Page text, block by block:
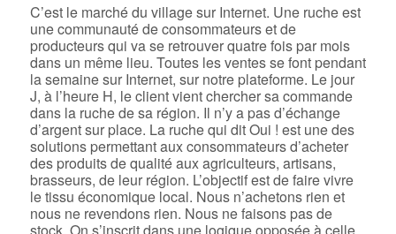
C’est le marché du village sur Internet. Une ruche est
une communauté de consommateurs et de
producteurs qui va se retrouver quatre fois par mois
dans un même lieu. Toutes les ventes se font pendant
la semaine sur Internet, sur notre plateforme. Le jour
J, à l’heure H, le client vient chercher sa commande
dans la ruche de sa région. Il n’y a pas d’échange
d’argent sur place. La ruche qui dit Oui ! est une des
solutions permettant aux consommateurs d’acheter
des produits de qualité aux agriculteurs, artisans,
brasseurs, de leur région. L’objectif est de faire vivre
le tissu économique local. Nous n’achetons rien et
nous ne revendons rien. Nous ne faisons pas de
stock. On s’inscrit dans une logique opposée à celle